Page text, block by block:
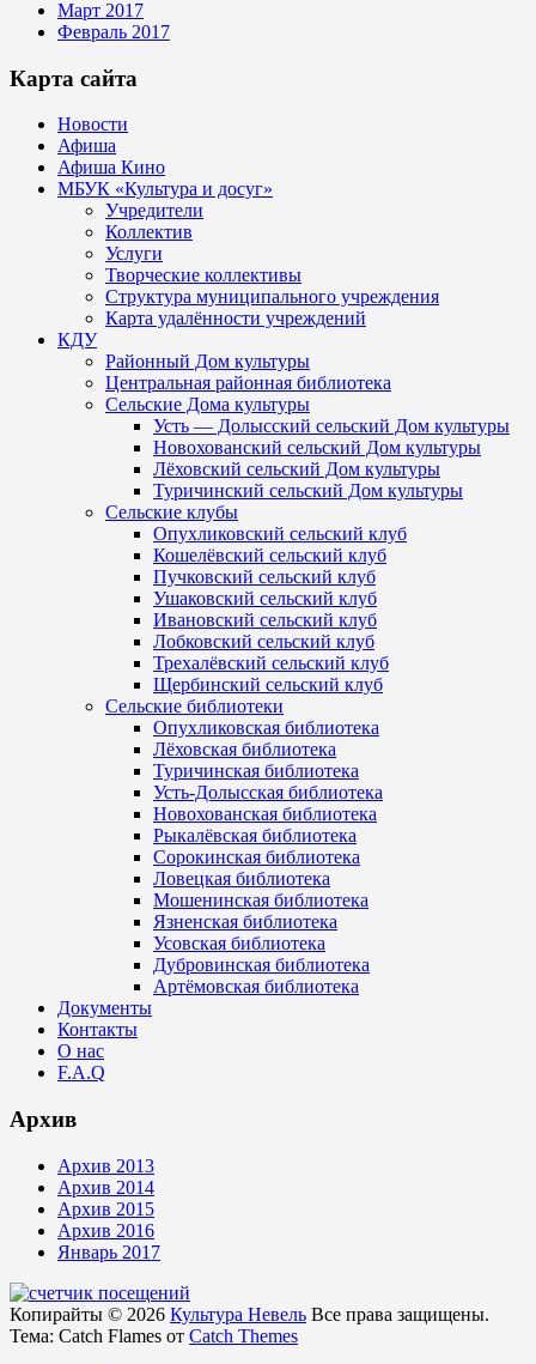
Март 2017
Февраль 2017
Карта сайта
Новости
Афиша
Афиша Кино
МБУК «Культура и досуг»
Учредители
Коллектив
Услуги
Творческие коллективы
Структура муниципального учреждения
Карта удалённости учреждений
КДУ
Районный Дом культуры
Центральная районная библиотека
Сельские Дома культуры
Усть — Долысский сельский Дом культуры
Новохованский сельский Дом культуры
Лёховский сельский Дом культуры
Туричинский сельский Дом культуры
Сельские клубы
Опухликовский сельский клуб
Кошелёвский сельский клуб
Пучковский сельский клуб
Ушаковский сельский клуб
Ивановский сельский клуб
Лобковский сельский клуб
Трехалёвский сельский клуб
Щербинский сельский клуб
Сельские библиотеки
Опухликовская библиотека
Лёховская библиотека
Туричинская библиотека
Усть-Долысская библиотека
Новохованская библиотека
Рыкалёвская библиотека
Сорокинская библиотека
Ловецкая библиотека
Мошенинская библиотека
Язненская библиотека
Усовская библиотека
Дубровинская библиотека
Артёмовская библиотека
Документы
Контакты
О нас
F.A.Q
Архив
Архив 2013
Архив 2014
Архив 2015
Архив 2016
Январь 2017
Копирайты © 2026 Культура Невель Все права защищены.
Тема: Catch Flames от Catch Themes